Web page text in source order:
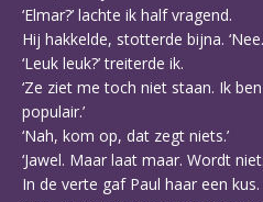
‘Elmar?’ lachte ik half vragend.
Hij hakkelde, stotterde bijna.
‘Leuk leuk?’ treiterde ik.
‘Ze ziet me toch niet staan. Ik
populair.’
‘Nah, kom op, dat zegt niets.’
‘Jawel. Maar laat maar. Wordt
In de verte gaf Paul haar een